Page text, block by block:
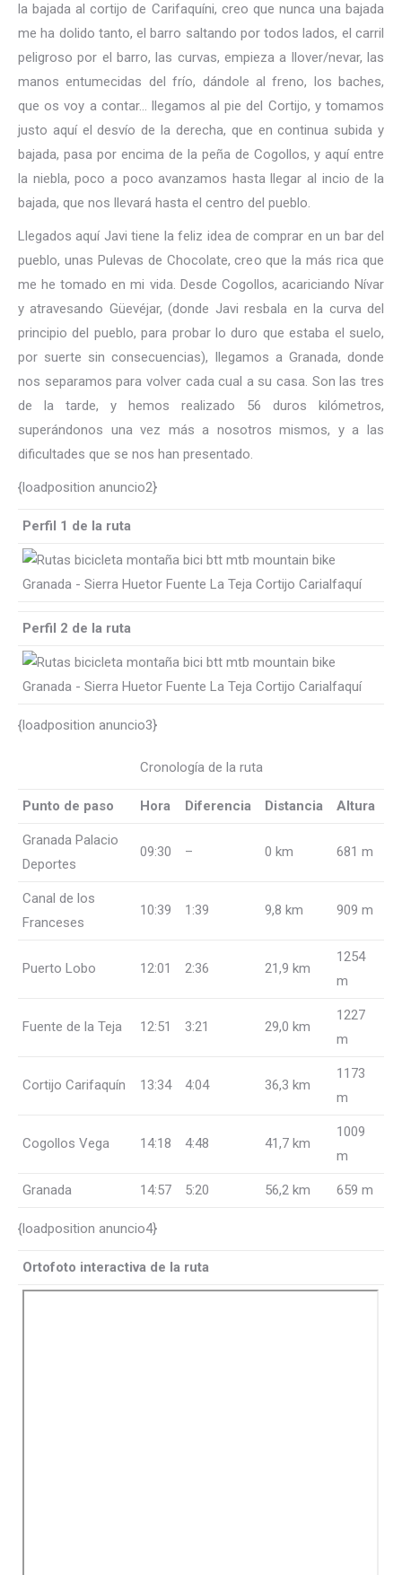
la bajada al cortijo de Carifaquíni, creo que nunca una bajada
me ha dolido tanto, el barro saltando por todos lados, el carril
peligroso por el barro, las curvas, empieza a llover/nevar, las
manos entumecidas del frío, dándole al freno, los baches,
que os voy a contar… llegamos al pie del Cortijo, y tomamos
justo aquí el desvío de la derecha, que en continua subida y
bajada, pasa por encima de la peña de Cogollos, y aquí entre
la niebla, poco a poco avanzamos hasta llegar al incio de la
bajada, que nos llevará hasta el centro del pueblo.
Llegados aquí Javi tiene la feliz idea de comprar en un bar del
pueblo, unas Pulevas de Chocolate, creo que la más rica que
me he tomado en mi vida. Desde Cogollos, acariciando Nívar
y atravesando Güevéjar, (donde Javi resbala en la curva del
principio del pueblo, para probar lo duro que estaba el suelo,
por suerte sin consecuencias), llegamos a Granada, donde
nos separamos para volver cada cual a su casa. Son las tres
de la tarde, y hemos realizado 56 duros kilómetros,
superándonos una vez más a nosotros mismos, y a las
dificultades que se nos han presentado.
{loadposition anuncio2}
Perfil 1 de la ruta
Perfil 2 de la ruta
{loadposition anuncio3}
Cronología de la ruta
Punto de paso Hora Diferencia Distancia Altura
Granada Palacio
Deportes
09:30 – 0 km 681 m
Canal de los
Franceses
10:39 1:39 9,8 km 909 m
Puerto Lobo 12:01 2:36 21,9 km
1254
m
Fuente de la Teja 12:51 3:21 29,0 km
1227
m
Cortijo Carifaquín 13:34 4:04 36,3 km
1173
m
Cogollos Vega 14:18 4:48 41,7 km
1009
m
Granada 14:57 5:20 56,2 km 659 m
{loadposition anuncio4}
Ortofoto interactiva de la ruta